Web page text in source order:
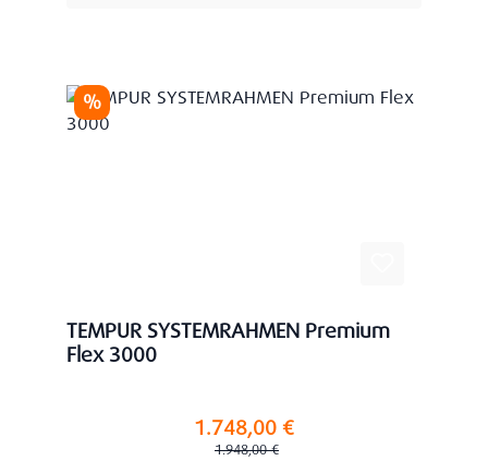
Rabatt
%
TEMPUR SYSTEMRAHMEN Premium
Flex 3000
Verkaufspreis:1.748,00 €
Regulärer Preis:
1.948,00 €